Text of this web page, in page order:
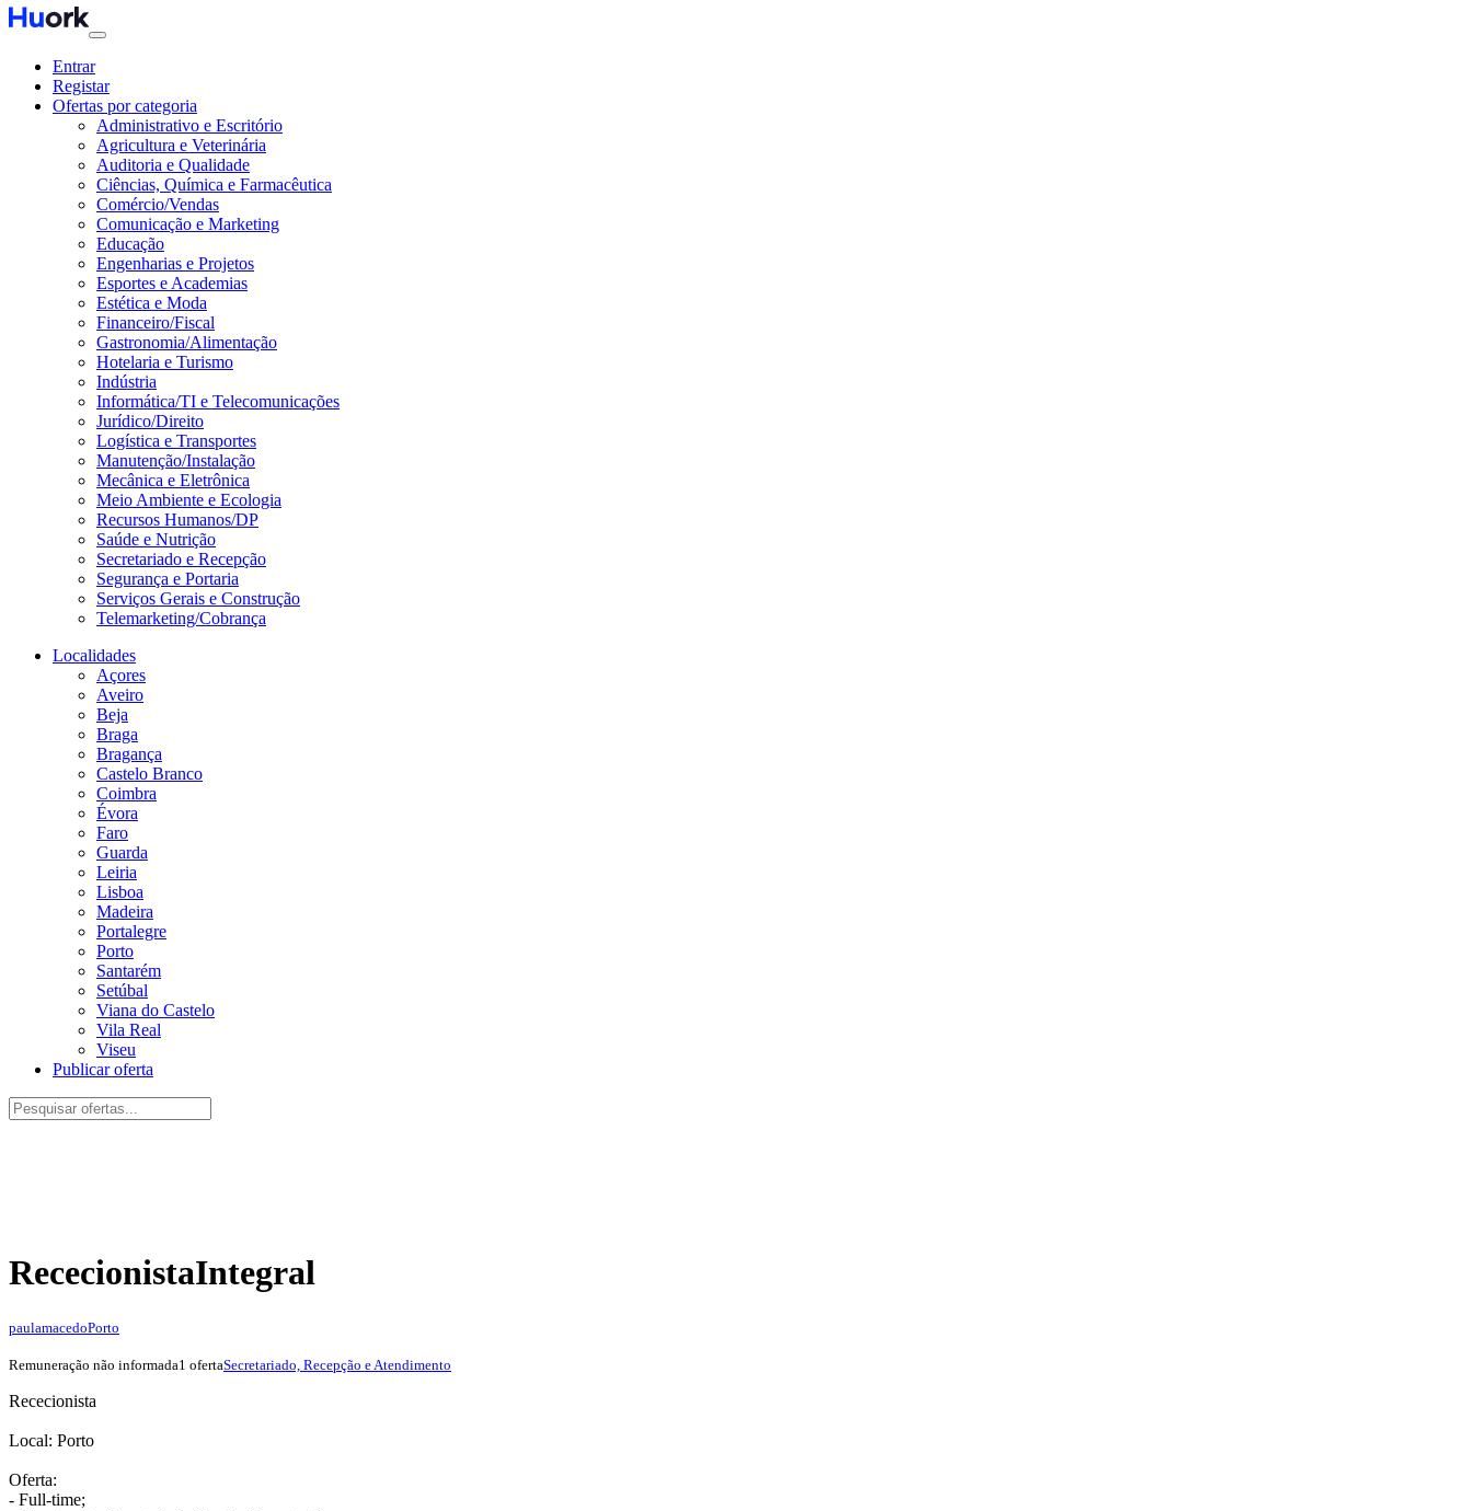
Entrar
Registar
Ofertas por categoria
Administrativo e Escritório
Agricultura e Veterinária
Auditoria e Qualidade
Ciências, Química e Farmacêutica
Comércio/Vendas
Comunicação e Marketing
Educação
Engenharias e Projetos
Esportes e Academias
Estética e Moda
Financeiro/Fiscal
Gastronomia/Alimentação
Hotelaria e Turismo
Indústria
Informática/TI e Telecomunicações
Jurídico/Direito
Logística e Transportes
Manutenção/Instalação
Mecânica e Eletrônica
Meio Ambiente e Ecologia
Recursos Humanos/DP
Saúde e Nutrição
Secretariado e Recepção
Segurança e Portaria
Serviços Gerais e Construção
Telemarketing/Cobrança
Localidades
Açores
Aveiro
Beja
Braga
Bragança
Castelo Branco
Coimbra
Évora
Faro
Guarda
Leiria
Lisboa
Madeira
Portalegre
Porto
Santarém
Setúbal
Viana do Castelo
Vila Real
Viseu
Publicar oferta
RececionistaIntegral
paulamacedoPorto
Remuneração não informada1 ofertaSecretariado, Recepção e Atendimento
Rececionista
Local: Porto
Oferta:
- Full-time;